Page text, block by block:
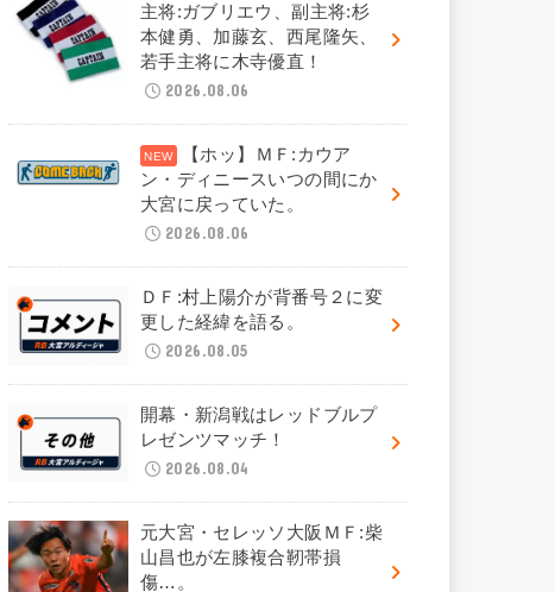
主将:ガブリエウ、副主将:杉
本健勇、加藤玄、西尾隆矢、
若手主将に木寺優直！
2026.08.06
【ホッ】ＭＦ:カウア
ン・ディニースいつの間にか
大宮に戻っていた。
2026.08.06
ＤＦ:村上陽介が背番号２に変
更した経緯を語る。
2026.08.05
開幕・新潟戦はレッドブルプ
レゼンツマッチ！
2026.08.04
元大宮・セレッソ大阪ＭＦ:柴
山昌也が左膝複合靭帯損
傷…。